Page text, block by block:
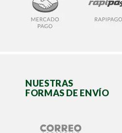
NUESTRAS
FORMAS DE ENVÍO